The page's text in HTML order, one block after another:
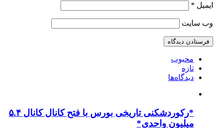
ایمیل *
وب‌ سایت
محبوب
تازه
دیدگاه‌ها
*رکوردشکنی تاریخی بورس با فتح کانال کانال ۵.۴
میلیون واحدی*